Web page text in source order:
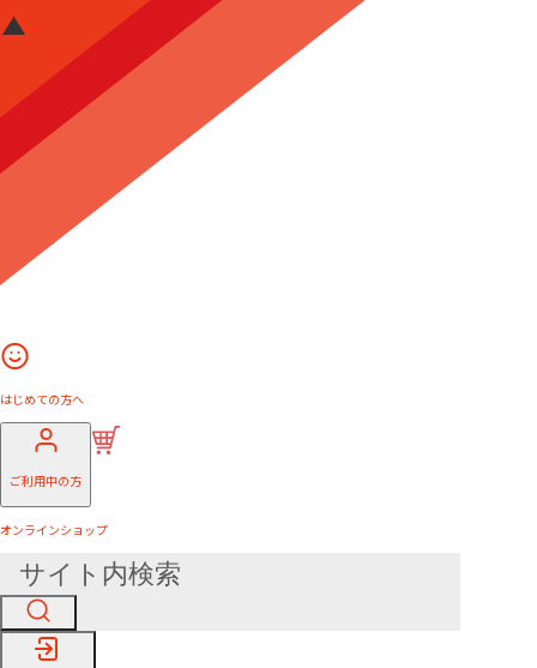
はじめての方へ
ご利用中の方
オンラインショップ